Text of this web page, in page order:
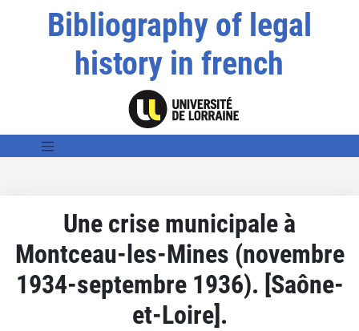
Bibliography of legal
history in french
Une crise municipale à
Montceau-les-Mines (novembre
1934-septembre 1936). [Saône-
et-Loire].